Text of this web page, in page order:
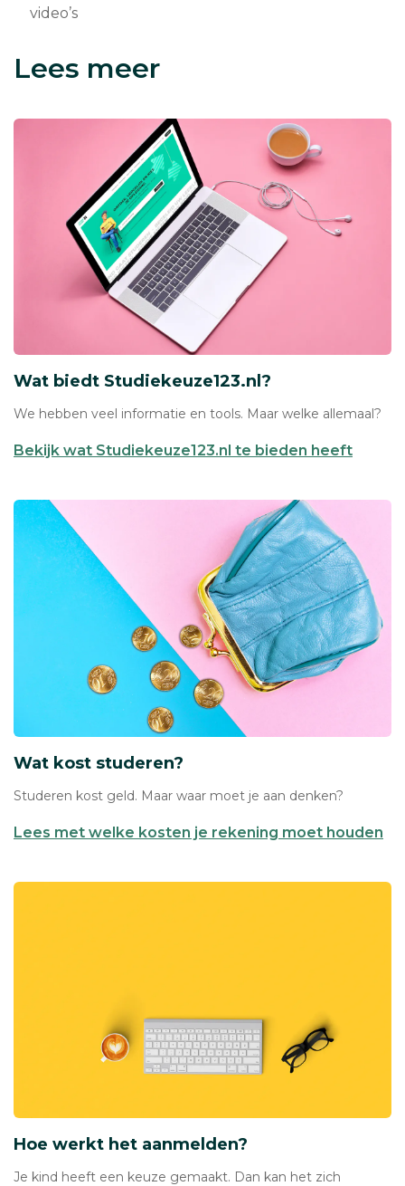
video’s
Lees meer
Wat biedt Studiekeuze123.nl?
We hebben veel informatie en tools. Maar welke allemaal?
Bekijk wat Studiekeuze123.nl te bieden heeft
Wat kost studeren?
Studeren kost geld. Maar waar moet je aan denken?
Lees met welke kosten je rekening moet houden
Hoe werkt het aanmelden?
Je kind heeft een keuze gemaakt. Dan kan het zich